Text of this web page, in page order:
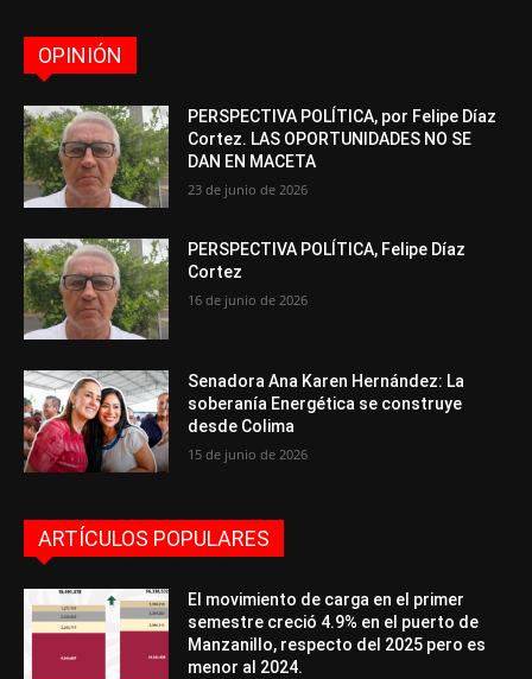
OPINIÓN
PERSPECTIVA POLÍTICA, por Felipe Díaz
Cortez. LAS OPORTUNIDADES NO SE
DAN EN MACETA
23 de junio de 2026
PERSPECTIVA POLÍTICA, Felipe Díaz
Cortez
16 de junio de 2026
Senadora Ana Karen Hernández: La
soberanía Energética se construye
desde Colima
15 de junio de 2026
ARTÍCULOS POPULARES
El movimiento de carga en el primer
semestre creció 4.9% en el puerto de
Manzanillo, respecto del 2025 pero es
menor al 2024.